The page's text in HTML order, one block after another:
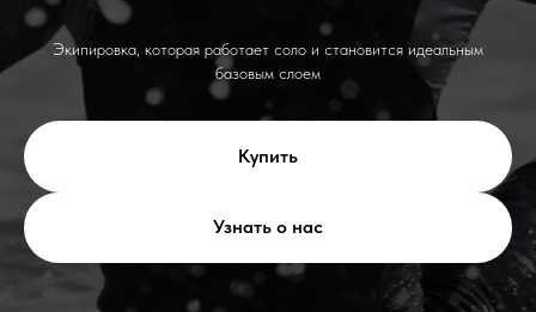
Экипировка, которая работает соло и становится идеальным
базовым слоем
Купить
Узнать о нас